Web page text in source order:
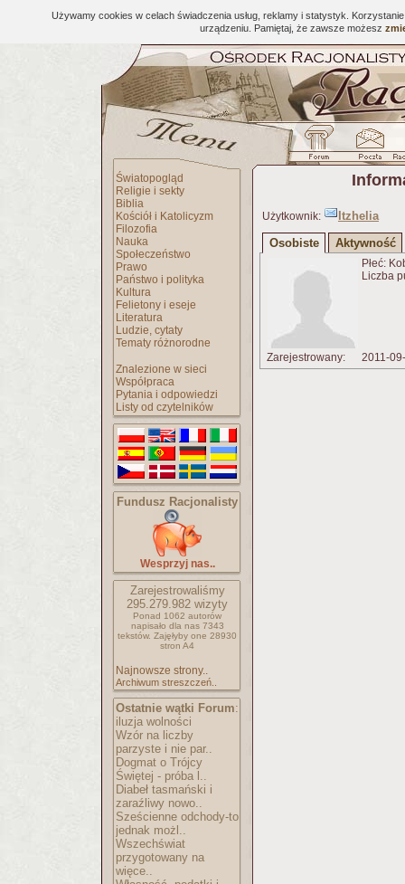
Używamy cookies w celach świadczenia usług, reklamy i statystyk.
urządzeniu. Pamiętaj, że zawsze możesz
Światopogląd
Religie i sekty
Biblia
Kościół i Katolicyzm
Filozofia
Nauka
Społeczeństwo
Prawo
Państwo i polityka
Kultura
Felietony i eseje
Literatura
Ludzie, cytaty
Tematy różnorodne
Znalezione w sieci
Współpraca
Pytania i odpowiedzi
Listy od czytelników
Fundusz Racjonalisty
Wesprzyj nas..
Zarejestrowaliśmy
295.279.982 wizyty
Ponad 1062 autorów
napisało dla nas 7343
tekstów. Zajęłyby one 28930
stron A4
Najnowsze strony..
Archiwum streszczeń..
Ostatnie wątki Forum:
iluzja wolności
Wzór na liczby
parzyste i nie par..
Dogmat o Trójcy
Świętej - próba l..
Diabeł tasmański i
zaraźliwy nowo..
Sześcienne odchody-to
jednak możl..
Wszechświat
przygotowany na
więce..
Użytkownik:
Itzhelia
Osobiste
Aktywność
Płeć:
Liczba
Zarejestrowany: 2011-